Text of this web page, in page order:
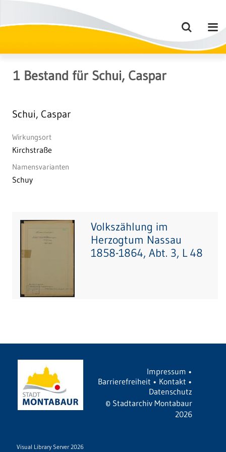
1 Bestand für Schui, Caspar
Schui, Caspar
Wirkungsort
Kirchstraße
Namensvarianten
Schuy
Volkszählung im
Herzogtum Nassau
1858-1864, Abt. 3, L 48
Impressum •
Barrierefreiheit • Kontakt •
Datenschutz
© Stadtarchiv Montabaur
2026
Visual Library Server 2026